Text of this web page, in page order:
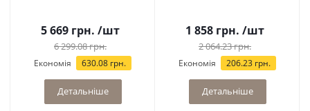
5 669 грн. /шт
6 299.08грн.
Економія 630.08 грн.
Детальніше
1 858 грн. /шт
2 064.23грн.
Економія 206.23 грн.
Детальніше